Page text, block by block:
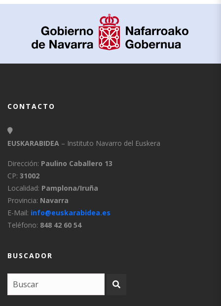
CONTACTO
EUSKARABIDEA – Instituto Navarro del Euskera
Dirección: Paulino Caballero 13
CP: 31002
Localidad: Pamplona/Iruña
Provincia: Navarra
E-Mail: info@euskarabidea.es
Teléfono: 848 42 60 54
BUSCADOR